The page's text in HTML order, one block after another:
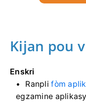
Kijan pou
Enskri
Ranplifòm
egzamine